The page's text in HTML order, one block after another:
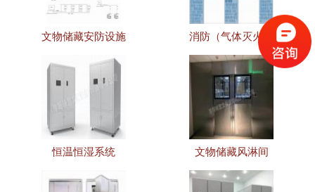
文物储藏安防设施 消防（气体灭火）
恒温恒湿系统 文物储藏风淋间